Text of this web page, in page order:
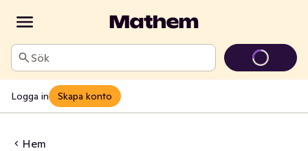
Sök
Logga in Skapa konto
Hem